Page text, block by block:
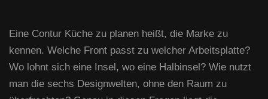
Eine Contur Küche zu planen heißt, die Marke zu
kennen. Welche Front passt zu welcher Arbeitsplatte?
Wo lohnt sich eine Insel, wo eine Halbinsel? Wie nutzt
man die sechs Designwelten, ohne den Raum zu